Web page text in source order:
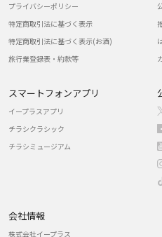
プライバシーポリシー
特定商取引法に基づく表示
特定商取引法に基づく表示(お酒)
旅行業登録表・約款等
スマートフォンアプリ
イープラスアプリ
チラシクラシック
チラシミュージアム
会社情報
株式会社イープラス